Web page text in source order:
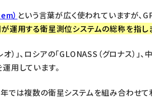
） という言葉が広く使われていますが、
運用する衛星測位システムの総称を指し
」、ロシアの「GLONASS（グロナス）」
用しています。
では複数の衛星システムを組み合わせて